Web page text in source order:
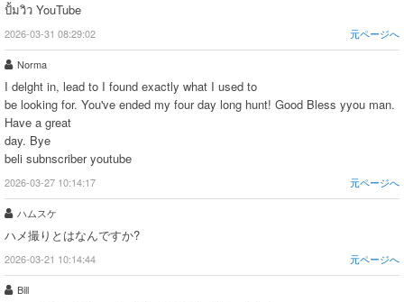
ปั้มวิว YouTube
2026-03-31 08:29:02 元ページへ
Norma
I delght in, lead to I found exactly what I used to
be looking for. You've ended my four day long hunt! Good Bless yyou man.
Have a great
day. Bye
beli subnscriber youtube
2026-03-27 10:14:17 元ページへ
ハムスケ
ハメ撮りとはなんですか?
2026-03-21 10:14:44 元ページへ
Bill